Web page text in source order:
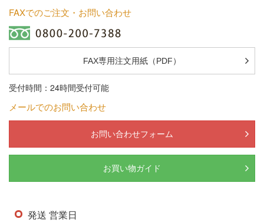
FAXでのご注文・お問い合わせ
FAX専用注文用紙（PDF）
受付時間：24時間受付可能
メールでのお問い合わせ
お問い合わせフォーム
お買い物ガイド
発送 営業日